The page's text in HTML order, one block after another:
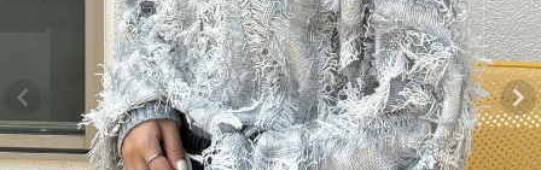
商品タイプ
ORIGINAL HIT ITEM